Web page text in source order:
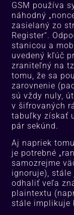
GSM používa
náhodný
zasielaný zo
Register“.
stanicou a
uvedený kľúč
zraniteľný na
tomu, že sa
zarovnenie
sú vždy nuly,
v šifrovaných
tabuľky získať
pár sekúnd.
Aj napriek
je potrebné
samozrejme
ignoruje),
odhaliť veľa
plaintextu
stále implikuje